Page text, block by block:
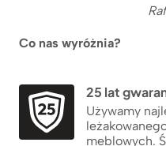
Co nas wyróżnia?
25 lat
Używamy
meblowych.